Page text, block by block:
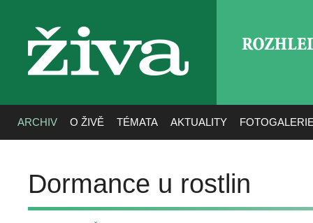
živa
ARCHIV O ŽIVĚ TÉMATA AKTUALITY
Dormance u rostlin